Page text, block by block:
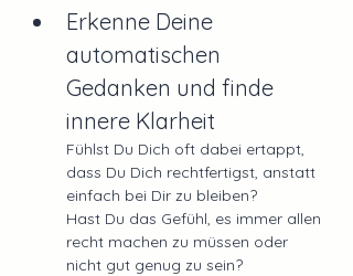
Erkenne Deine
automatischen
Gedanken und finde
innere Klarheit
Fühlst Du Dich oft dabei ertappt,
dass Du Dich rechtfertigst, anstatt
einfach bei Dir zu bleiben?
Hast Du das Gefühl, es immer allen
recht machen zu müssen oder
nicht gut genug zu sein?